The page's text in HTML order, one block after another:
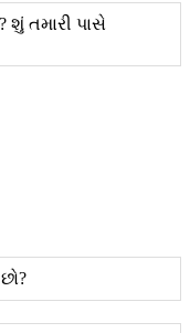
શું તમારી પાસે